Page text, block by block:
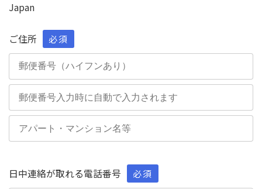
Japan
ご住所 必須
日中連絡が取れる電話番号 必須